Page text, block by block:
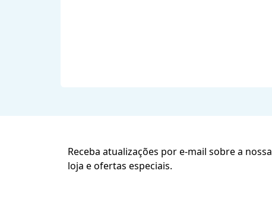
Receba atualizações por e-mail sobre a nossa
loja e ofertas especiais.